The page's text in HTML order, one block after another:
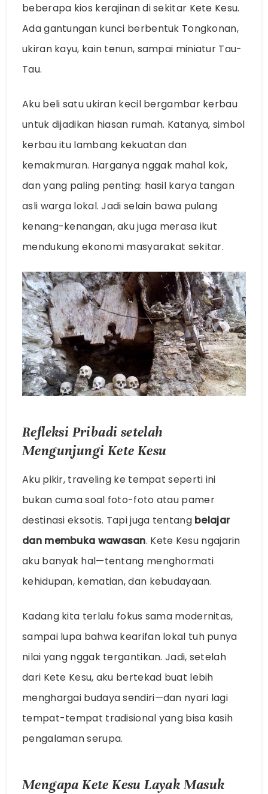
beberapa kios kerajinan di sekitar Kete Kesu.
Ada gantungan kunci berbentuk Tongkonan,
ukiran kayu, kain tenun, sampai miniatur Tau-
Tau.
Aku beli satu ukiran kecil bergambar kerbau
untuk dijadikan hiasan rumah. Katanya, simbol
kerbau itu lambang kekuatan dan
kemakmuran. Harganya nggak mahal kok,
dan yang paling penting: hasil karya tangan
asli warga lokal. Jadi selain bawa pulang
kenang-kenangan, aku juga merasa ikut
mendukung ekonomi masyarakat sekitar.
Refleksi Pribadi setelah
Mengunjungi Kete Kesu
Aku pikir, traveling ke tempat seperti ini
bukan cuma soal foto-foto atau pamer
destinasi eksotis. Tapi juga tentang belajar
dan membuka wawasan. Kete Kesu ngajarin
aku banyak hal—tentang menghormati
kehidupan, kematian, dan kebudayaan.
Kadang kita terlalu fokus sama modernitas,
sampai lupa bahwa kearifan lokal tuh punya
nilai yang nggak tergantikan. Jadi, setelah
dari Kete Kesu, aku bertekad buat lebih
menghargai budaya sendiri—dan nyari lagi
tempat-tempat tradisional yang bisa kasih
pengalaman serupa.
Mengapa Kete Kesu Layak Masuk